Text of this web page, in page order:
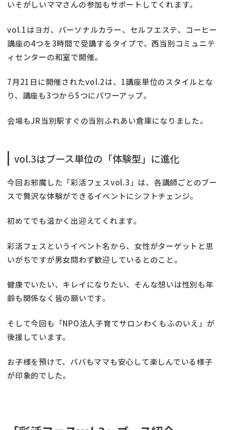
いそがしいママさんの参加もサポートしてくれます。
vol.1はヨガ、パーソナルカラー、セルフエステ、コーヒー
講座の4つを3時間で受講するタイプで、西当別コミュニテ
ィセンターの和室で開催。
7月21日に開催されたvol.2は、1講座単位のスタイルとな
り、講座も3つから5つにパワーアップ。
会場もJR当別駅すぐの当別ふれあい倉庫になりました。
vol.3はブース単位の「体験型」に進化
今回お邪魔した「彩活フェスvol.3」は、各講師ごとのブー
スで贅沢な体験ができるイベントにシフトチェンジ。
初めてでも温かく出迎えてくれます。
彩活フェスというイベント名から、女性がターゲットと思
いがちですが男女問わず歓迎しているとのこと。
健康でいたい、キレイになりたい、そんな想いは性別も年
齢も関係なく皆の願いです。
そして今回も「NPO法人子育てサロンわくもふのいえ」が
後援しています。
お子様を預けて、パパもママも安心して楽しんでいる様子
が印象的でした。